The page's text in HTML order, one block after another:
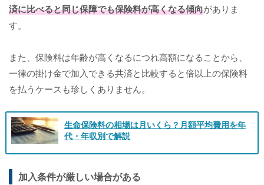
済に比べると同じ保障でも保険料が高くなる傾向がありま
す。
また、保険料は年齢が高くなるにつれ高額になることから、
一律の掛け金で加入できる共済と比較すると倍以上の保険料
を払うケースも珍しくありません。
生命保険料の相場は月いくら？月額平均費用を年
代・年収別で解説
加入条件が厳しい場合がある